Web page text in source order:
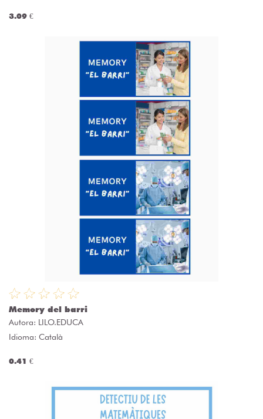
3.09 €
Memory del barri
Autora: LILO.EDUCA
Idioma: Català
0.41 €